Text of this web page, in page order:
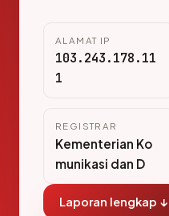
ALAMAT IP
103.243.178.11
1
REGISTRAR
Kementerian Ko
munikasi dan D
Laporan lengkap ↓